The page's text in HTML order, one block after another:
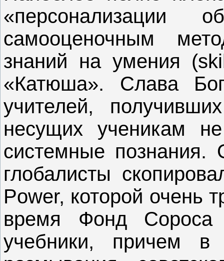
«персонализации
самооценочным
знаний на умения
«Катюша». Слава
учителей,
несущих ученикам
системные познания.
глобалисты
Рower, которой очень
время Фонд Сороса
учебники, причем в